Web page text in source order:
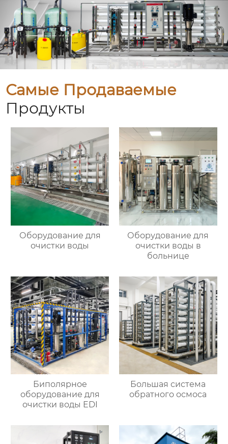
Самые Продаваемые
Продукты
Оборудование для
очистки воды
Оборудование для
очистки воды в
больнице
Биполярное
оборудование для
очистки воды EDI
Большая система
обратного осмоса